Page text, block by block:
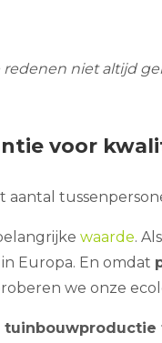
redenen niet altijd
voor
aantal
waarde.
Europa. En omdat
we onze
tuinbouwproductie